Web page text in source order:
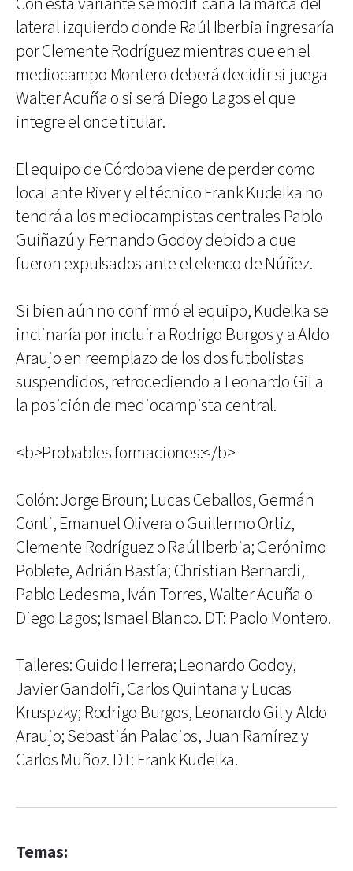
lateral izquierdo donde Raúl Iberbia ingresaría
por Clemente Rodríguez mientras que en el
mediocampo Montero deberá decidir si juega
Walter Acuña o si será Diego Lagos el que
integre el once titular.
El equipo de Córdoba viene de perder como
local ante River y el técnico Frank Kudelka no
tendrá a los mediocampistas centrales Pablo
Guiñazú y Fernando Godoy debido a que
fueron expulsados ante el elenco de Núñez.
Si bien aún no confirmó el equipo, Kudelka se
inclinaría por incluir a Rodrigo Burgos y a Aldo
Araujo en reemplazo de los dos futbolistas
suspendidos, retrocediendo a Leonardo Gil a
la posición de mediocampista central.
<b>Probables formaciones:</b>
Colón: Jorge Broun; Lucas Ceballos, Germán
Conti, Emanuel Olivera o Guillermo Ortiz,
Clemente Rodríguez o Raúl Iberbia; Gerónimo
Poblete, Adrián Bastía; Christian Bernardi,
Pablo Ledesma, Iván Torres, Walter Acuña o
Diego Lagos; Ismael Blanco. DT: Paolo Montero.
Talleres: Guido Herrera; Leonardo Godoy,
Javier Gandolfi, Carlos Quintana y Lucas
Kruspzky; Rodrigo Burgos, Leonardo Gil y Aldo
Araujo; Sebastián Palacios, Juan Ramírez y
Carlos Muñoz. DT: Frank Kudelka.
Temas: